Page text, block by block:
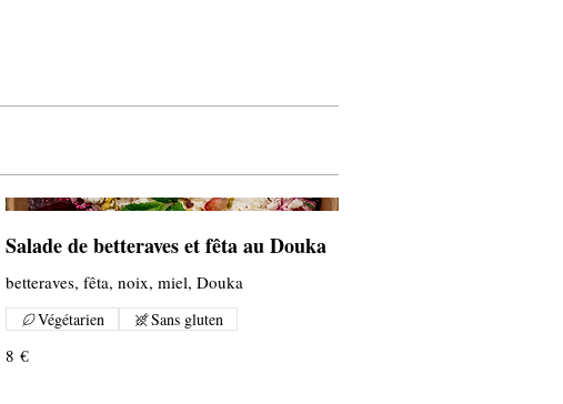
Salade de betteraves et fêta au Douka
betteraves, fêta, noix, miel, Douka
8 €
Végétarien Sans gluten